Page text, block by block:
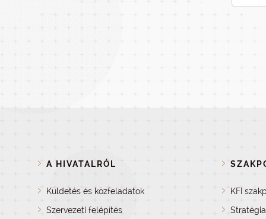
A HIVATALRÓL
Küldetés és közfeladatok
Szervezeti felépítés
KFI